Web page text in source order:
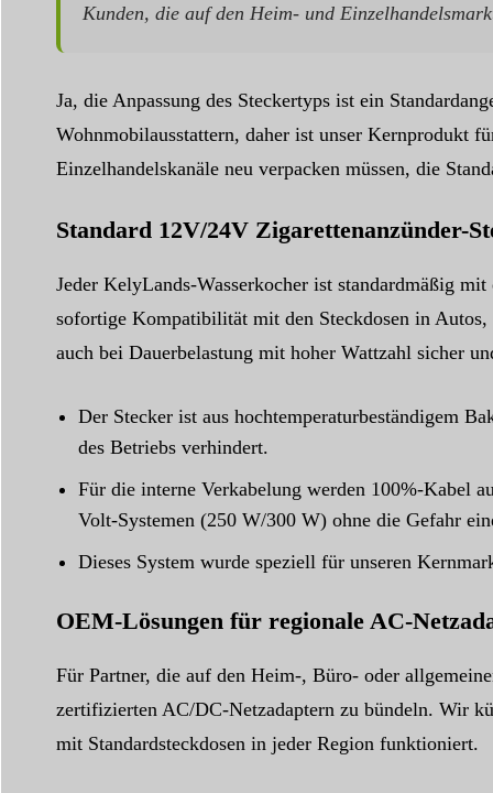
Kunden, die auf den Heim- und
Ja, die Anpassung des Steckertyps ist ein
Wohnmobilausstattern, daher ist unser Kernprodukt
Einzelhandelskanäle neu verpacken müssen, die
Standard 12V/24V Zigarettenanzünder-
Jeder KelyLands-Wasserkocher ist standardmäßig
sofortige Kompatibilität mit den Steckdosen in
auch bei Dauerbelastung mit hoher Wattzahl sicher
Der Stecker ist aus hochtemperaturbeständigem
des Betriebs verhindert.
Für die interne Verkabelung werden 100%-Kabel
Volt-Systemen (250 W/300 W) ohne die Gefahr
Dieses System wurde speziell für unseren
OEM-Lösungen für regionale AC-
Für Partner, die auf den Heim-, Büro- oder
zertifizierten AC/DC-Netzadaptern zu bündeln. Wir
mit Standardsteckdosen in jeder Region funktioniert.